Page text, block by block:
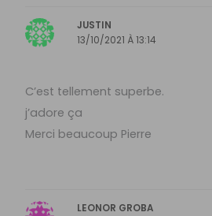
JUSTIN
13/10/2021 À 13:14
C’est tellement superbe.
j’adore ça
Merci beaucoup Pierre
LEONOR GROBA